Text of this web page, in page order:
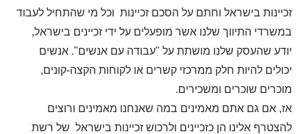
זכיינות בישראל וחתם על הסכם זכיינות וכל מי שהתחיל לעבוד
במשרדי התיווך שלנו אשר מופעלים על ידי זכיינים בישראל,
יודע שהעסק שלנו מושתת על "עבודה עם אנשים". אנשים
יכולים להיות חלק ממרכזי קשרים או לקוחות הקצה-קונים,
מוכרים שוכרים ומשכירים.
אז, אם גם אתם מאמינים במה שאנחנו מאמינים ורוצים
להצטרף אלינו הן כזכיינים ולרכוש זכיינות בישראל של רשת